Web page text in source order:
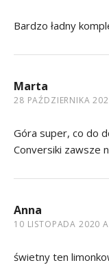
Bardzo ładny
Marta
28 PAŹDZIERNIKA
Góra super, co do
Conversiki zawsze
Anna
10 LISTOPADA 2020
świetny ten